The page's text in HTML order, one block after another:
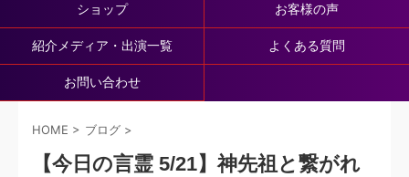
ショップ お客様の声
紹介メディア・出演一覧 よくある質問
お問い合わせ
HOME > ブログ >
【今日の言霊 5/21】神先祖と繋がれ